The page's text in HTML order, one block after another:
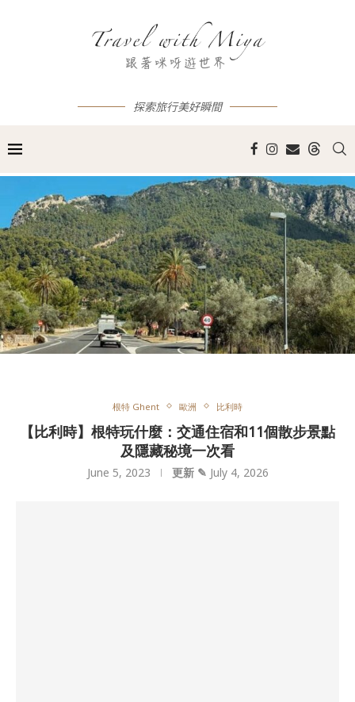
探索旅行美好瞬間
根特 Ghent 歐洲 比利時
【比利時】根特玩什麼：交通住宿和11個散步景點
及隱藏秘境一次看
June 5, 2023 更新 ✎ July 4, 2026